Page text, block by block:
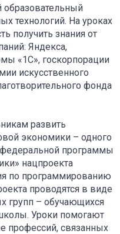
технологий. На уроках
получить знания от
Яндекса,
«1С», госкорпорации
искусственного
фонда
развить
экономики – одного
программы
нацпроекта
по программированию
проводятся в виде
групп – обучающихся
Уроки помогают
профессий, связанных